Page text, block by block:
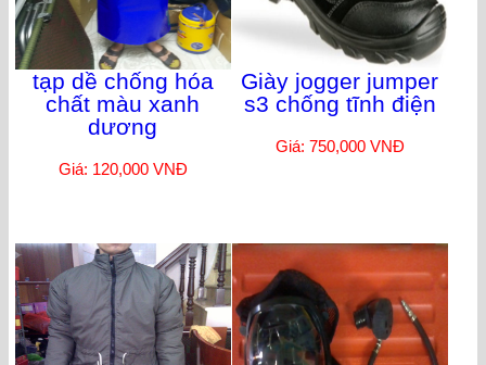
tạp dề chống hóa
chất màu xanh
dương
Giá: 120,000 VNĐ
Giày jogger jumper
s3 chống tĩnh điện
Giá: 750,000 VNĐ